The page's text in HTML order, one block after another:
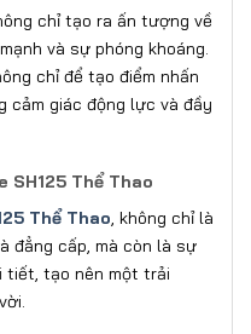
chỉ tạo ra ấn tượng về
và sự phóng khoáng.
chỉ để tạo điểm nhấn
cảm giác động lực và đầy
Thể Thao
Thể Thao, không chỉ là
đẳng cấp, mà còn là sự
tiết, tạo nên một trải